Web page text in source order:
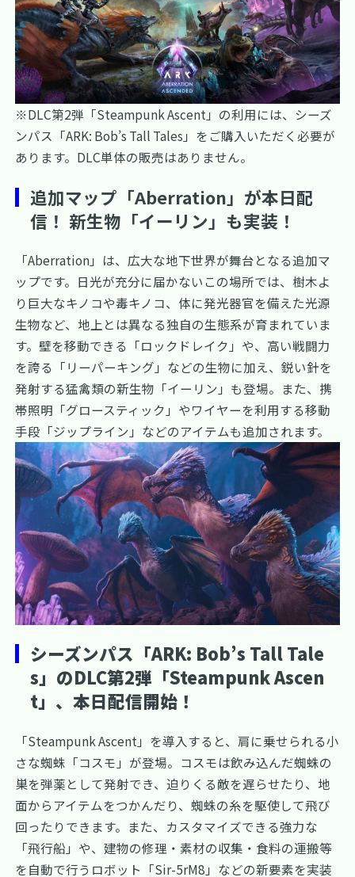
※DLC第2弾「Steampunk Ascent」の利用には、シーズ
ンパス「ARK: Bob’s Tall Tales」をご購入いただく必要が
あります。DLC単体の販売はありません。
追加マップ「Aberration」が本日配
信！ 新生物「イーリン」も実装！
「Aberration」は、広大な地下世界が舞台となる追加マ
ップです。日光が充分に届かないこの場所では、樹木よ
り巨大なキノコや毒キノコ、体に発光器官を備えた光源
生物など、地上とは異なる独自の生態系が育まれていま
す。壁を移動できる「ロックドレイク」や、高い戦闘力
を誇る「リーパーキング」などの生物に加え、鋭い針を
発射する猛禽類の新生物「イーリン」も登場。また、携
帯照明「グロースティック」やワイヤーを利用する移動
手段「ジップライン」などのアイテムも追加されます。
シーズンパス「ARK: Bob’s Tall Tale
s」のDLC第2弾「Steampunk Ascen
t」、本日配信開始！
「Steampunk Ascent」を導入すると、肩に乗せられる小
さな蜘蛛「コスモ」が登場。コスモは飲み込んだ蜘蛛の
巣を弾薬として発射でき、迫りくる敵を遅らせたり、地
面からアイテムをつかんだり、蜘蛛の糸を駆使して飛び
回ったりできます。また、カスタマイズできる強力な
「飛行船」や、建物の修理・素材の収集・食料の運搬等
を自動で行うロボット「Sir-5rM8」などの新要素を実装